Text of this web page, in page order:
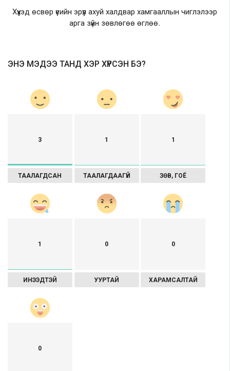
Хүүхэд өсвөр үеийн эрүүл ахуй халдвар хамгааллын чиглэлээр
арга зүйн зөвлөгөө өглөө.
ЭНЭ МЭДЭЭ ТАНД ХЭР ХҮРСЭН БЭ?
3
ТААЛАГДСАН
1
ТААЛАГДААГҮЙ
1
ЗӨВ, ГОЁ
1
ИНЭЭДТЭЙ
0
УУРТАЙ
0
ХАРАМСАЛТАЙ
0